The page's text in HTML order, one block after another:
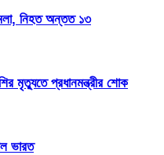
নিহত অন্তত ১৩
মৃত্যুতে প্রধানমন্ত্রীর শোক
ভারত